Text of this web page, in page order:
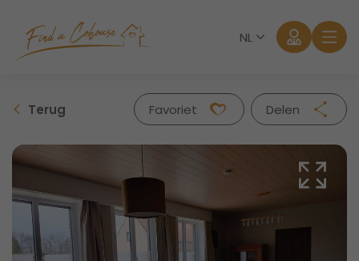
NL
Aanmelden
Wachtwoord vergeten?
Terug Favoriet
Delen
Facebook
Twitter
Whatsapp